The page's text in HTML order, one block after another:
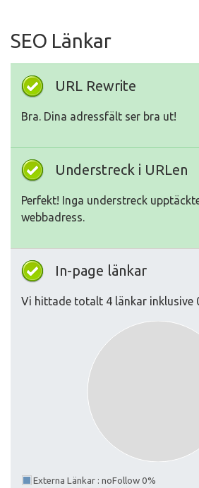
SEO Länkar
URL Rewrite
Bra. Dina adressfält ser bra ut!
Understreck i URLen
Perfekt! Inga understreck
webbadress.
In-page länkar
Vi hittade totalt 4 länkar inklusive
Externa Länkar : noFollow 0%